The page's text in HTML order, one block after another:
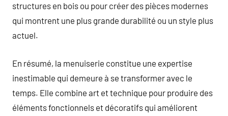
structures en bois ou pour créer des pièces modernes
qui montrent une plus grande durabilité ou un style plus
actuel.
En résumé, la menuiserie constitue une expertise
inestimable qui demeure à se transformer avec le
temps. Elle combine art et technique pour produire des
éléments fonctionnels et décoratifs qui améliorent